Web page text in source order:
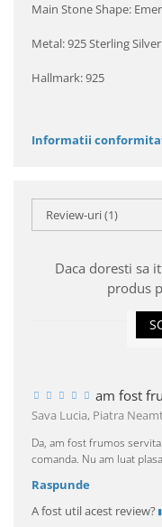
Main Stone Shape:
Metal: 925 Sterling Silver
Hallmark: 925
Informatii
Review-uri(1)
Daca doresti sa
produs
am fost
Sava Lucia, Piatra
Da, am fost frumos
comanda. Nu am luat
Raspunde
A fost util acest review?